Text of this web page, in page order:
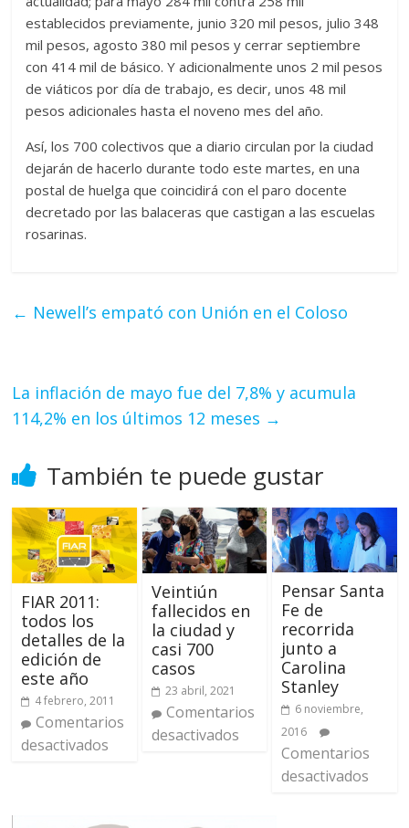
establecidos previamente, junio 320 mil pesos, julio 348
mil pesos, agosto 380 mil pesos y cerrar septiembre
con 414 mil de básico. Y adicionalmente unos 2 mil pesos
de viáticos por día de trabajo, es decir, unos 48 mil
pesos adicionales hasta el noveno mes del año.
Así, los 700 colectivos que a diario circulan por la ciudad
dejarán de hacerlo durante todo este martes, en una
postal de huelga que coincidirá con el paro docente
decretado por las balaceras que castigan a las escuelas
rosarinas.
← Newell’s empató con Unión en el Coloso
La inflación de mayo fue del 7,8% y acumula
114,2% en los últimos 12 meses →
También te puede gustar
FIAR 2011:
todos los
detalles de la
edición de
este año
4 febrero, 2011
Comentarios
desactivados
Veintiún
fallecidos en
la ciudad y
casi 700
casos
23 abril, 2021
Comentarios
desactivados
Pensar Santa
Fe de
recorrida
junto a
Carolina
Stanley
6 noviembre,
2016
Comentarios
desactivados